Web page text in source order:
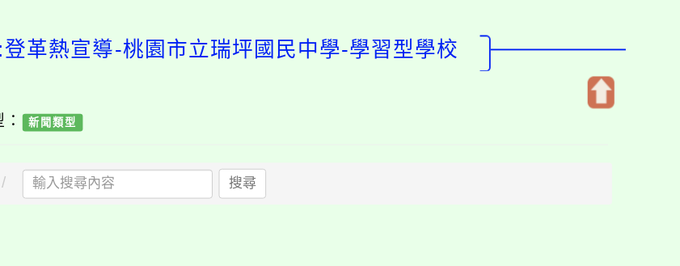
革熱宣導-桃園市立瑞坪國民中學-學習型學校
： 新聞類型
搜尋